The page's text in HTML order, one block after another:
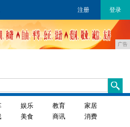
注册 登录
广告
娱乐 教育
家居
美食 商讯
消费